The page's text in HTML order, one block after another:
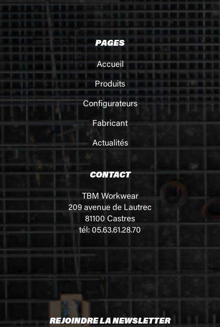
PAGES
Accueil
Produits
Configurateurs
Fabricant
Actualités
CONTACT
TBM Workwear
209 avenue de Lautrec
81100 Castres
tél: 05.63.61.28.70
REJOINDRE LA NEWSLETTER